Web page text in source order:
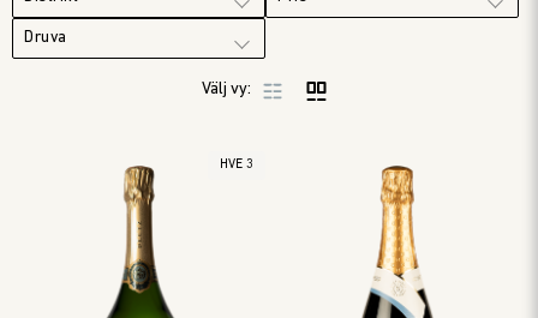
WINE CLUB
Druva
Välj vy:
HVE 3